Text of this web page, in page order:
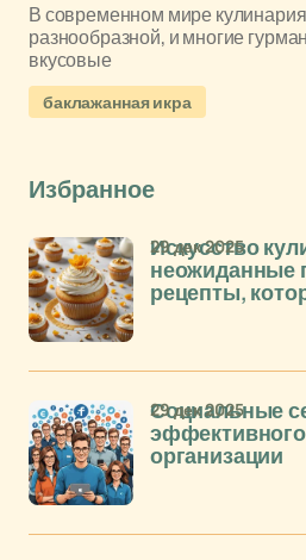
В современном мире
разнообразной, и многие
вкусовые
баклажанная икра
Избранное
Искусство
неожиданные
рецепты,
29 дек 2025
Социальные
организации
29 дек 2025